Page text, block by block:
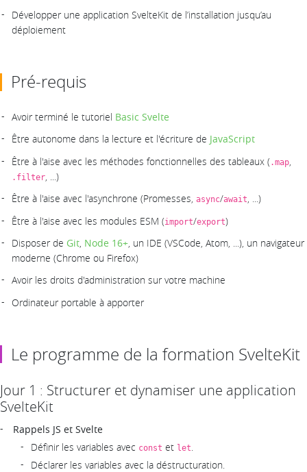
Développer une application SvelteKit de l’installation jusqu’au
déploiement
Pré-requis
Avoir terminé le tutoriel Basic Svelte
Être autonome dans la lecture et l'écriture de JavaScript
Être à l'aise avec les méthodes fonctionnelles des tableaux (.map,
.filter, ...)
Être à l'aise avec l'asynchrone (Promesses, async/await, ...)
Être à l'aise avec les modules ESM (import/export)
Disposer de Git, Node 16+, un IDE (VSCode, Atom, ...), un navigateur
moderne (Chrome ou Firefox)
Avoir les droits d'administration sur votre machine
Ordinateur portable à apporter
Le programme de la formation SvelteKit
Jour 1 : Structurer et dynamiser une application
SvelteKit
Rappels JS et Svelte
Définir les variables avec const et let.
Déclarer les variables avec la déstructuration.